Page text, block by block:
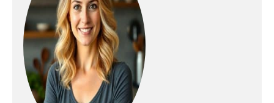
individuellement. Les
pieds réglables en
hauteur offrent une
flexibilité supplémentaire.
DIMENSIONS : La cuisine
d’angle a une largeur de
247x237 cm et une
profondeur de 60 cm.